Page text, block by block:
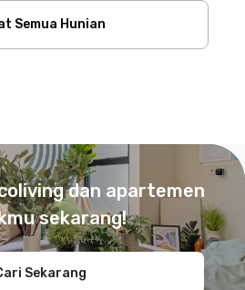
Semua Hunian
dan apartemen
sekarang!
Sekarang